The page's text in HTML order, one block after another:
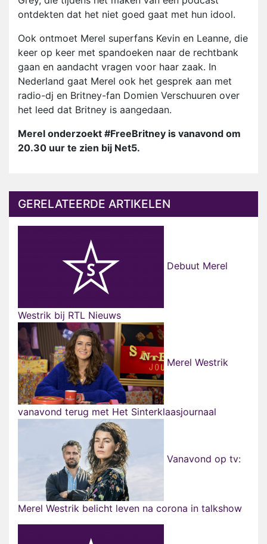
ontdekten dat het niet goed gaat met hun idool.
Ook ontmoet Merel superfans Kevin en Leanne, die
keer op keer met spandoeken naar de rechtbank
gaan en aandacht vragen voor haar zaak. In
Nederland gaat Merel ook het gesprek aan met
radio-dj en Britney-fan Domien Verschuuren over
het leed dat Britney is aangedaan.
Merel onderzoekt #FreeBritney is vanavond om
20.30 uur te zien bij Net5.
GERELATEERDE ARTIKELEN
Debuut Merel
Westrik bij RTL Nieuws
Merel Westrik
vanavond terug met Het Sinterklaasjournaal
Vanavond op tv:
Merel Westrik belicht leven na corona in talkshow